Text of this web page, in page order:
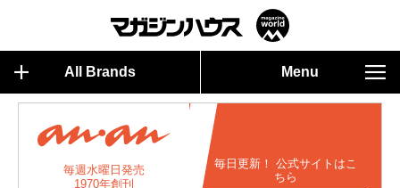
All Brands Menu
毎週水曜日発売
1970年創刊
毎日更新！ 公式サイトはこ
ちら